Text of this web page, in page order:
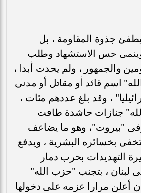
يطفئ جذوة المقاومة ، بل
وينمى حس الاستشهاد وطلب
والجمهور ، ولم يحدث أبدا ،
اسم قائد أو مقاتل أو مدنى
، وقد بلغ عددهم مئات ،
جنازات حاشدة طافت
وفى "بيروت"، وهو ما يضاعف
بخسائره البشرية ، ويدفع
التهديدات بحرب دمار
لبنان ، يتجنب "حزب الله"
وإن أعلن مرارا عزمه على دخولها